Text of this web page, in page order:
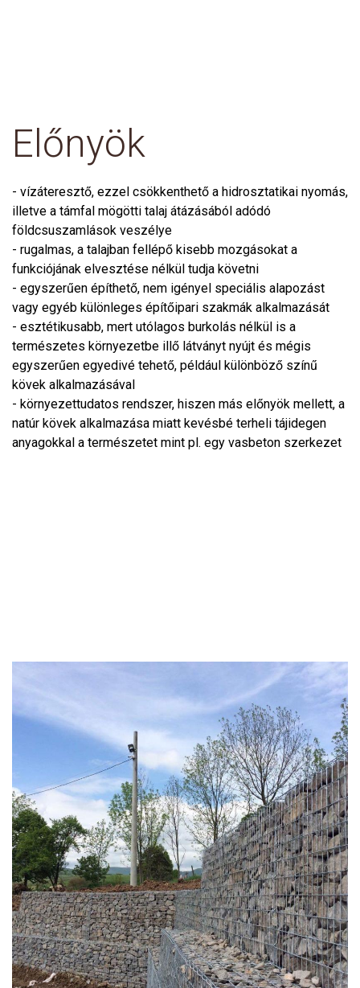
Előnyök
- vízáteresztő, ezzel csökkenthető a hidrosztatikai nyomás,
illetve a támfal mögötti talaj átázásából adódó
földcsuszamlások veszélye
- rugalmas, a talajban fellépő kisebb mozgásokat a
funkciójának elvesztése nélkül tudja követni
- egyszerűen építhető, nem igényel speciális alapozást
vagy egyéb különleges építőipari szakmák alkalmazását
- esztétikusabb, mert utólagos burkolás nélkül is a
természetes környezetbe illő látványt nyújt és mégis
egyszerűen egyedivé tehető, például különböző színű
kövek alkalmazásával
- környezettudatos rendszer, hiszen más előnyök mellett, a
natúr kövek alkalmazása miatt kevésbé terheli tájidegen
anyagokkal a természetet mint pl. egy vasbeton szerkezet